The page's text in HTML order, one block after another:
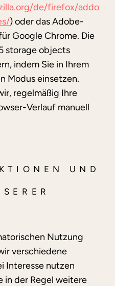
de/firefox/addo
) oder das Adobe-
Google Chrome. Die
storage objects
indem Sie in Ihrem
Modus einsetzen.
regelmäßig Ihre
Verlauf manuell
UND
Nutzung
verschiedene
Interesse nutzen
in der Regel weitere